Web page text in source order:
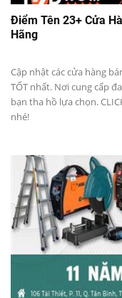
Điểm Tên 23+ Cửa
Hãng
Cập nhật các cửa hàng
TỐT nhất. Nơi cung cấp
bạn tha hồ lựa chọn. CLICK TÌM HIỂU NGAY và tham khảo mua sắm
nhé!